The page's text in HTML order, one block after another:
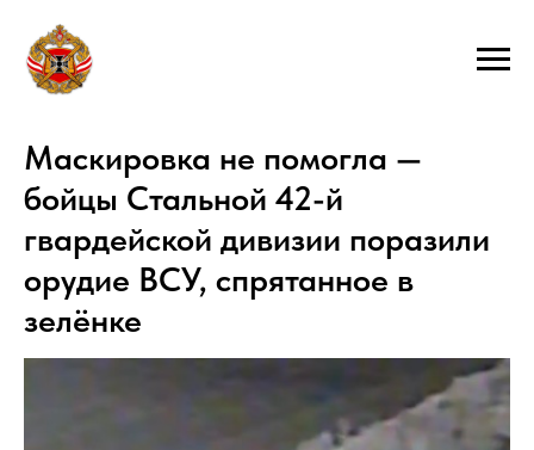
Маскировка не помогла —
бойцы Стальной 42-й
гвардейской дивизии поразили
орудие ВСУ, спрятанное в
зелёнке